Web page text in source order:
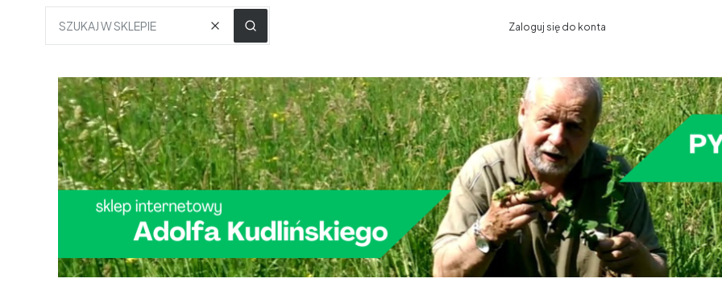
WyczyśćSZUKAJ W SKLEPIE Zaloguj się do konta